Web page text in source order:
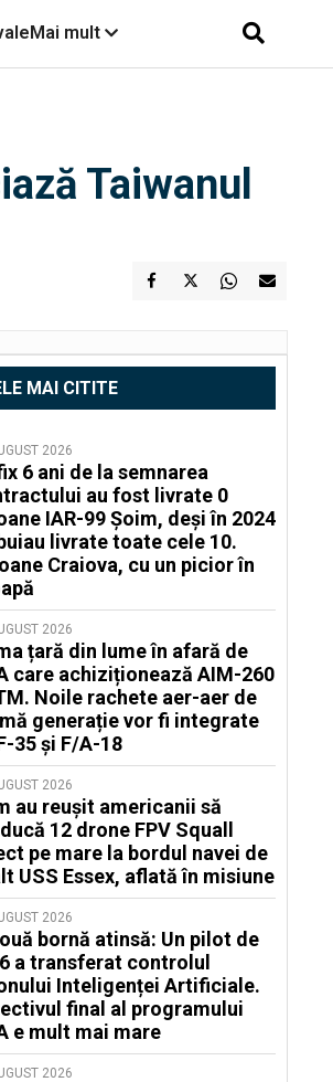
Mai mult
Taiwanul
MAI CITITE
2026
6 ani de la semnarea
au fost livrate 0
IAR-99 Șoim, deși în 2024
livrate toate cele 10.
Craiova, cu un picior în
2026
țară din lume în afară de
care achiziționează AIM-260
Noile rachete aer-aer de
generație vor fi integrate
35 și F/A-18
2026
au reușit americanii să
12 drone FPV Squall
pe mare la bordul navei de
USS Essex, aflată în misiune
2026
bornă atinsă: Un pilot de
a transferat controlul
Inteligenței Artificiale.
final al programului
e mult mai mare
2026